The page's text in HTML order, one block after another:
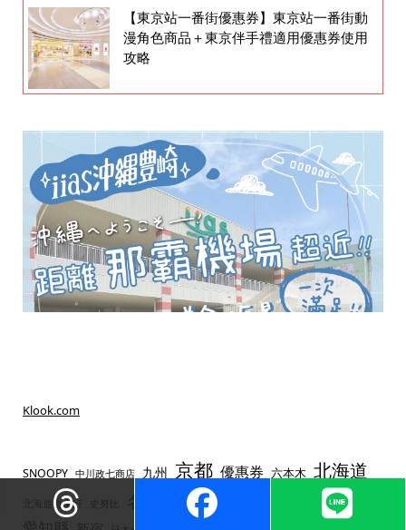
【東京站一番街優惠券】東京站一番街動
漫角色商品＋東京伴手禮適用優惠券使用
攻略
Klook.com
SNOOPY 中川政七商店 九州 京都 優惠券 六本木 北海道
北海道自由行 史努比 名古屋 周邊商品 張維中